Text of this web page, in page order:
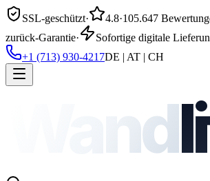
SSL-geschützt· 4.8·105.647
zurück-Garantie·
Sofortige digitale
+1 (713) 930-4217DE | AT | CH
Wand